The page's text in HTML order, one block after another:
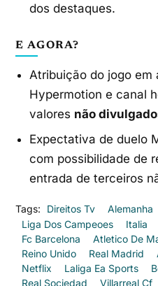
dos destaques.
E AGORA?
Atribuição do jogo em
Hypermotion e canal
valores não
Expectativa de duelo
com possibilidade de
entrada de terceiros
Tags: Direitos Tv Alemanha
Liga Dos Campeoes
Italia
Fc Barcelona
Atletico De
Reino Unido
Real Madrid
Netflix
Laliga Ea Sports
Real Sociedad
Villarreal Cf